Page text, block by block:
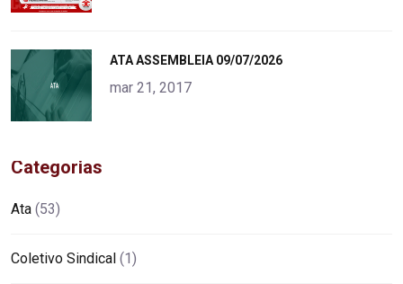
alt="product">
ATA ASSEMBLEIA 09/07/2026
mar 21, 2017
Categorias
Ata (53)
Coletivo Sindical (1)